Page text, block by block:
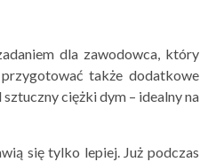
dla zawodowca, który
także dodatkowe
ciężki dym – idealny na
się tylko lepiej. Już podczas